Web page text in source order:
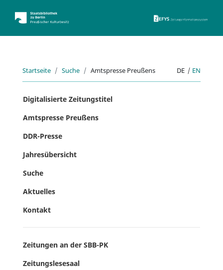
Startseite Suche Amtspresse Preußens DE | EN
Digitalisierte Zeitungstitel
Amtspresse Preußens
DDR-Presse
Jahresübersicht
Suche
Aktuelles
Kontakt
Zeitungen an der SBB-PK
Zeitungslesesaal